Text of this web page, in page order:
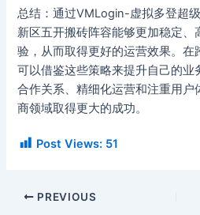
总结：通过VMLogin-虚拟多登超
新区五开搬砖阵容能够更加稳定、
验，从而取得更好的运营效果。在
可以借鉴这些策略来提升自己的业
合作关系、精细化运营和注重用户
商领域取得更大的成功。
Post Views: 51
PREVIOUS